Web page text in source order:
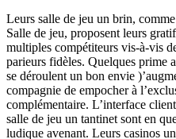
Leurs salle de jeu un brin,
Salle de jeu, proposent leurs
multiples compétiteurs vis-à-vis
parieurs fidèles. Quelques prime
se déroulent un bon envie
compagnie de empocher à
complémentaire. L’interface
salle de jeu un tantinet sont en
ludique avenant. Leurs casinos